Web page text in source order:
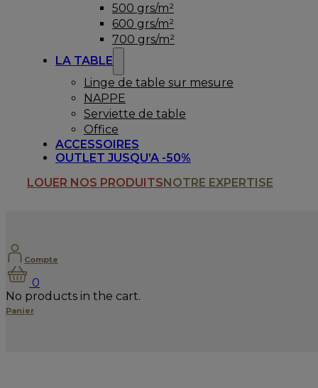
500 grs/m²
600 grs/m²
700 grs/m²
LA TABLE
Linge de table sur mesure
NAPPE
Serviette de table
Office
ACCESSOIRES
OUTLET JUSQU’A -50%
LOUER NOS PRODUITSNOTRE EXPERTISE
Compte
0
No products in the cart.
Panier